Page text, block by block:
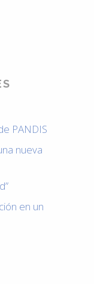
PANDIS
nueva
en un